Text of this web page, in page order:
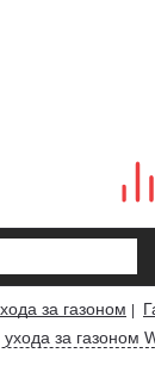
за газоном
за газоном